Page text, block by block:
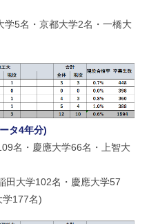
5名・京都大学2名・一橋大
タ4年分)
名・慶應大学66名・上智大
田大学102名・慶應大学57
学177名)